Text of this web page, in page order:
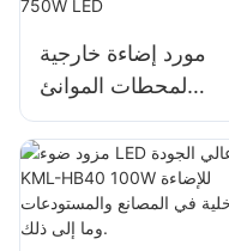
مورد إضاءة خارجية
لمحطات الموانئ
والمطارات KML-
FL2C 750W LED